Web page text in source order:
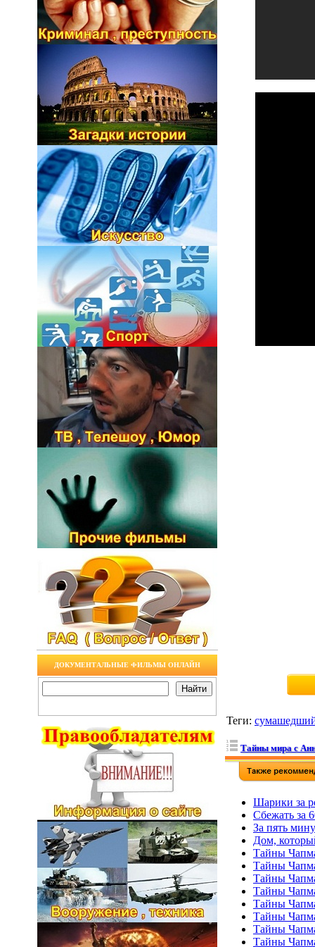
ДОКУМЕНТАЛЬНЫЕ ФИЛЬМЫ ОНЛАЙН
Теги:
Тайны мира с
Шарики за
Сбежать за
За пять
Дом,
Тайны
Тайны
Тайны
Тайны
Тайны
Тайны
Тайны
Тайны